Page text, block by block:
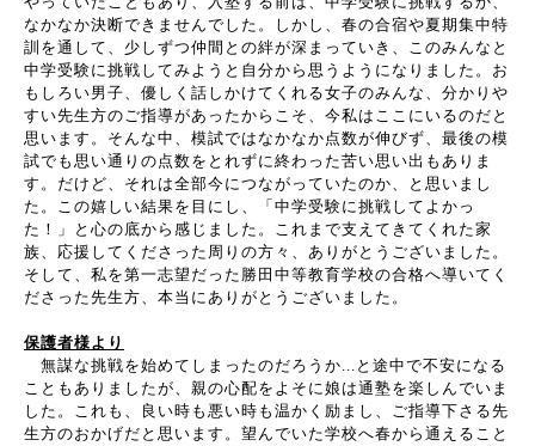
なかなか決断できませんでした。しかし、春の合宿や夏期集中特
訓を通して、少しずつ仲間との絆が深まっていき、このみんなと
中学受験に挑戦してみようと自分から思うようになりました。お
もしろい男子、優しく話しかけてくれる女子のみんな、分かりや
すい先生方のご指導があったからこそ、今私はここにいるのだと
思います。そんな中、模試ではなかなか点数が伸びず、最後の模
試でも思い通りの点数をとれずに終わった苦い思い出もありま
す。だけど、それは全部今につながっていたのか、と思いまし
た。この嬉しい結果を目にし、「中学受験に挑戦してよかっ
た！」と心の底から感じました。これまで支えてきてくれた家
族、応援してくださった周りの方々、ありがとうございました。
そして、私を第一志望だった勝田中等教育学校の合格へ導いてく
ださった先生方、本当にありがとうございました。
保護者様より
無謀な挑戦を始めてしまったのだろうか...と途中で不安になる
こともありましたが、親の心配をよそに娘は通塾を楽しんでいま
した。これも、良い時も悪い時も温かく励まし、ご指導下さる先
生方のおかげだと思います。望んでいた学校へ春から通えること